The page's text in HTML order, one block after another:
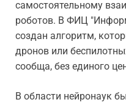
самостоятельному
роботов. В ФИЦ
создан алгоритм,
дронов или
сообща, без единого
В области нейронаук